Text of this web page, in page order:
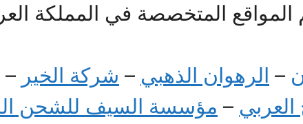
المواقع المتخصصة في المملكة
– الرهوان الذهبي – شركة الخير –
– مؤسسة السيف للشحن